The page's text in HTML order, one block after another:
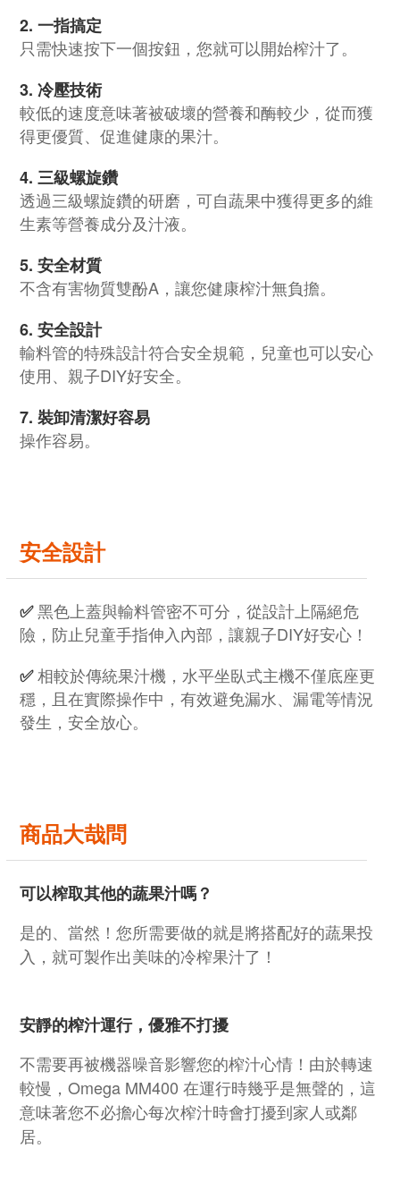
2. 一指搞定
只需快速按下一個按鈕，您就可以開始榨汁了。
3. 冷壓技術
較低的速度意味著被破壞的營養和酶較少，從而獲
得更優質、促進健康的果汁。
4. 三級螺旋鑽
透過三級螺旋鑽的研磨，可自蔬果中獲得更多的維
生素等營養成分及汁液。
5. 安全材質
不含有害物質雙酚A，讓您健康榨汁無負擔。
6. 安全設計
輸料管的特殊設計符合安全規範，兒童也可以安心
使用、親子DIY好安全。
7. 裝卸清潔好容易
操作容易。
安全設計
✅黑色上蓋與輸料管密不可分，從設計上隔絕危
險，防止兒童手指伸入內部，讓親子DIY好安心！
✅相較於傳統果汁機，水平坐臥式主機不僅底座更
穩，且在實際操作中，有效避免漏水、漏電等情況
發生，安全放心。
商品大哉問
可以榨取其他的蔬果汁嗎？
是的、當然！您所需要做的就是將搭配好的蔬果投
入，就可製作出美味的冷榨果汁了！
安靜的榨汁運行，優雅不打擾
不需要再被機器噪音影響您的榨汁心情！由於轉速
較慢，Omega MM400 在運行時幾乎是無聲的，這
意味著您不必擔心每次榨汁時會打擾到家人或鄰
居。